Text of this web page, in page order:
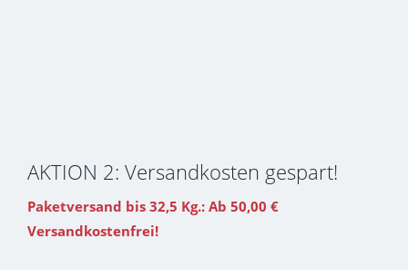
AKTION 2: Versandkosten gespart!
Paketversand bis 32,5 Kg.: Ab 50,00 €
Versandkostenfrei!